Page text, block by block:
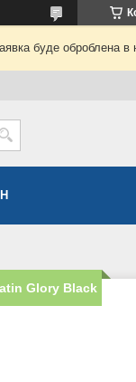
буде оброблена
Glory Black